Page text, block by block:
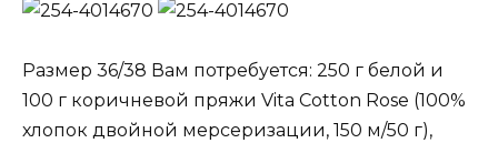
Размер 36/38 Вам потребуется: 250 г белой и
100 г коричневой пряжи Vita Cotton Rose (100%
хлопок двойной мерсеризации, 150 м/50 г),